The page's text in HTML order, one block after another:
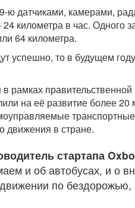
ю датчиками, камерами,
километра в час. Одного
64 километра.
успешно, то в будущем
рамках
на её развитие более
движения в стране.
стартапа
и об автобусах, и о
по бездорожью,